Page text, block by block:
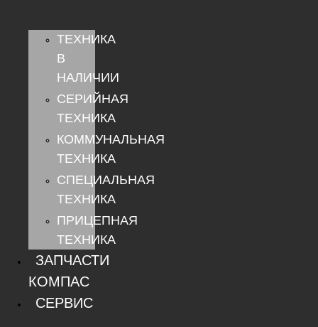
ТЕХНИКА
В
НАЛИЧИИ
СЕРИЙНАЯ
ТЕХНИКА
КОММУНАЛЬНАЯ
ТЕХНИКА
СПЕЦИАЛЬНАЯ
ТЕХНИКА
ПРИЦЕПНАЯ
ТЕХНИКА
ЗАПЧАСТИ
КОМПАС
СЕРВИС